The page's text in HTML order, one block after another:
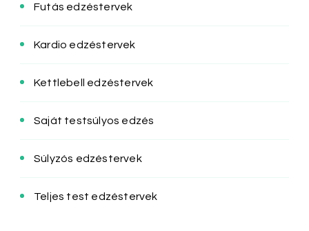
Futás edzéstervek
Kardio edzéstervek
Kettlebell edzéstervek
Saját testsúlyos edzés
Súlyzós edzéstervek
Teljes test edzéstervek